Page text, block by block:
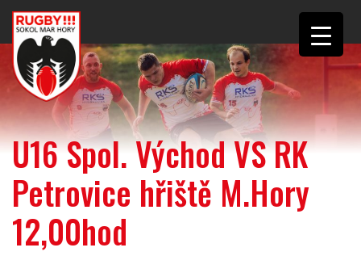
U16 Spol. Východ VS RK
Petrovice hřiště M.Hory
12,00hod